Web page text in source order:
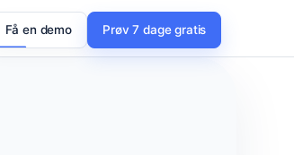
Få en demo Prøv 7 dage gratis